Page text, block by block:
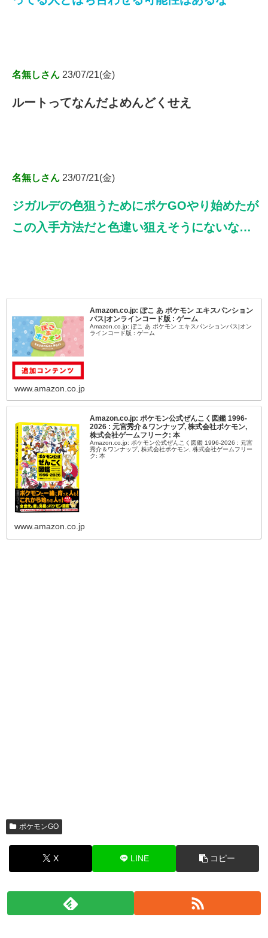
名無しさん 23/07/21(金)
ルートってなんだよめんどくせえ
名無しさん 23/07/21(金)
ジガルデの色狙うためにポケGOやり始めたが
この入手方法だと色違い狙えそうにないな…
Amazon.co.jp: ぽこ あ ポケモン エキスパンション
パス|オンラインコード版 : ゲーム
Amazon.co.jp: ぽこ あ ポケモン エキスパンションパス|オン
ラインコード版 : ゲーム
www.amazon.co.jp
Amazon.co.jp: ポケモン公式ぜんこく図鑑 1996-
2026 : 元宮秀介＆ワンナップ, 株式会社ポケモン,
株式会社ゲームフリーク: 本
Amazon.co.jp: ポケモン公式ぜんこく図鑑 1996-2026 : 元宮
秀介＆ワンナップ, 株式会社ポケモン, 株式会社ゲームフリー
ク: 本
www.amazon.co.jp
ポケモンGO
X LINE コピー